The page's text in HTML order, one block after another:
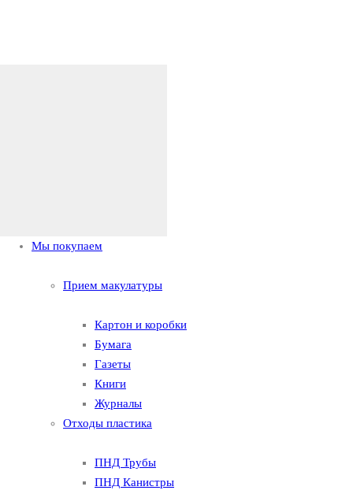
Мы покупаем
Прием макулатуры
Картон и коробки
Бумага
Газеты
Книги
Журналы
Отходы пластика
ПНД Трубы
ПНД Канистры